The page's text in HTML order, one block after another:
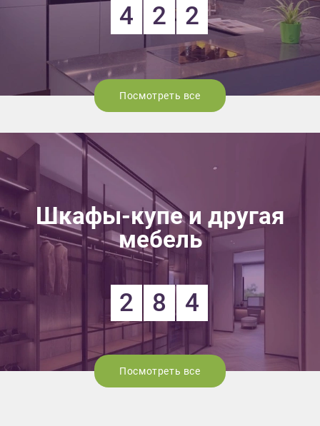
4 2 2
Посмотреть все
Шкафы-купе и другая
мебель
2 8 4
Посмотреть все